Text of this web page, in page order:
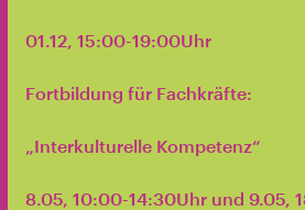
01.12, 15:00-19:00Uhr
Fortbildung für Fachkräfte:
„Interkulturelle Kompetenz“
8.05, 10:00-14:30Uhr und 9.05,